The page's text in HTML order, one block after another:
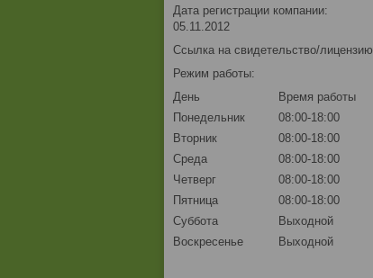
Дата регистрации компании:
05.11.2012
Ссылка на свидетельство/лицензию
Режим работы:
День
Время работы
Понедельник
08:00-18:00
Вторник
08:00-18:00
Среда
08:00-18:00
Четверг
08:00-18:00
Пятница
08:00-18:00
Суббота
Выходной
Воскресенье
Выходной